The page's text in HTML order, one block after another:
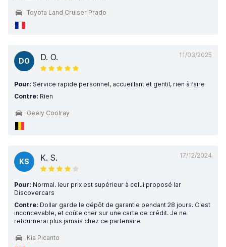
Toyota Land Cruiser Prado
11/03/2025
DO D. O.
Pour: Service rapide personnel, accueillant et gentil, rien à faire
Contre: Rien
Geely Coolray
17/12/2024
KS K. S.
Pour: Normal. leur prix est supérieur à celui proposé lar
Discovercars
Contre: Dollar garde le dépôt de garantie pendant 28 jours. C'est
inconcevable, et coûte cher sur une carte de crédit. Je ne
retournerai plus jamais chez ce partenaire
Kia Picanto